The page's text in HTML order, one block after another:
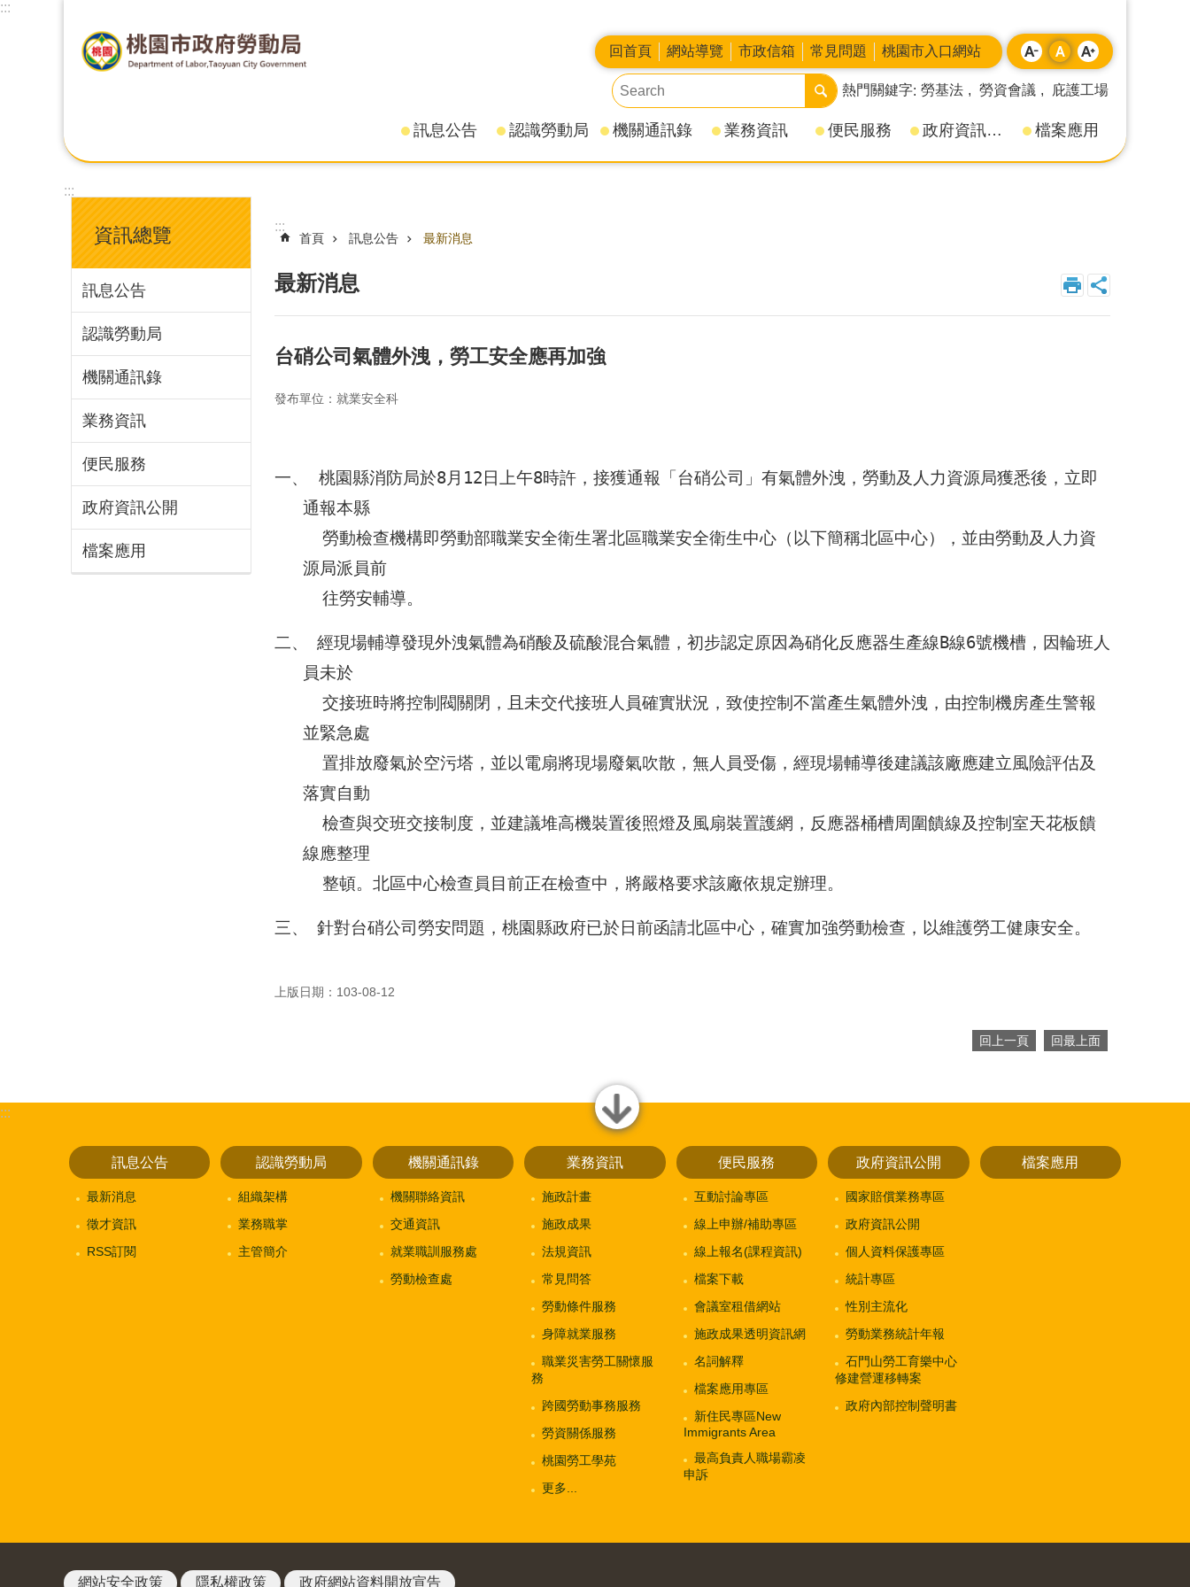
:::
回首頁 網站導覽 市政信箱 常見問題 桃園市入口網站
熱門關鍵字 勞基法 勞資會議 庇護工場
訊息公告 認識勞動局 機關通訊錄 業務資訊 便民服務 政府資訊公開 檔案應用
:::
資訊總覽
訊息公告
認識勞動局
機關通訊錄
業務資訊
便民服務
政府資訊公開
檔案應用
:::
首頁 訊息公告 最新消息
最新消息
台硝公司氣體外洩，勞工安全應再加強
發布單位：就業安全科
一、
桃園縣消防局於8月12日上午8時許，接獲通報「台硝公司」有氣體外洩，勞動及人力資源局獲悉後，立即
通報本縣
源局派員前
  往勞安輔導。
二、
經現場輔導發現外洩氣體為硝酸及硫酸混合氣體，初步認定原因為硝化反應器生產線B線6號機槽，因輪班人
員未於
  交接班時將控制閥關閉，且未交代接班人員確實狀況，致使控制不當產生氣體外洩，由控制機房產生警報
並緊急處
  置排放廢氣於空污塔，並以電扇將現場廢氣吹散，無人員受傷，經現場輔導後建議該廠應建立風險評估及
落實自動
  檢查與交班交接制度，並建議堆高機裝置後照燈及風扇裝置護網，反應器桶槽周圍饋線及控制室天花板饋
線應整理
  整頓。北區中心檢查員目前正在檢查中，將嚴格要求該廠依規定辦理。
三、 針對台硝公司勞安問題，桃園縣政府已於日前函請北區中心，確實加強勞動檢查，以維護勞工健康安全。
上版日期：103-08-12
回上一頁 回最上面
close
:::
訊息公告
最新消息
徵才資訊
RSS訂閱
認識勞動局
組織架構
業務職掌
主管簡介
機關通訊錄
機關聯絡資訊
交通資訊
就業職訓服務處
勞動檢查處
業務資訊
施政計畫
施政成果
法規資訊
常見問答
勞動條件服務
身障就業服務
職業災害勞工關懷服
務
跨國勞動事務服務
勞資關係服務
桃園勞工學苑
更多...
便民服務
互動討論專區
線上申辦/補助專區
線上報名(課程資訊)
檔案下載
會議室租借網站
施政成果透明資訊網
名詞解釋
檔案應用專區
新住民專區New
Immigrants Area
最高負責人職場霸凌
申訴
政府資訊公開
國家賠償業務專區
政府資訊公開
個人資料保護專區
統計專區
性別主流化
勞動業務統計年報
石門山勞工育樂中心
修建營運移轉案
政府內部控制聲明書
檔案應用
網站安全政策 隱私權政策 政府網站資料開放宣告